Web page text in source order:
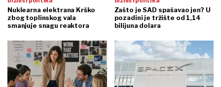
Nuklearna elektrana Krško
zbog toplinskog vala
smanjuje snagu reaktora
Zašto je SAD spašavao jen? U
pozadini je tržište od 1,14
bilijuna dolara